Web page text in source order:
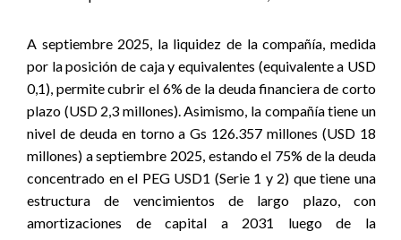
A septiembre 2025, la liquidez de la compañía, medida
por la posición de caja y equivalentes (equivalente a USD
0,1), permite cubrir el 6% de la deuda financiera de corto
plazo (USD 2,3 millones). Asimismo, la compañía tiene un
nivel de deuda en torno a Gs 126.357 millones (USD 18
millones) a septiembre 2025, estando el 75% de la deuda
concentrado en el PEG USD1 (Serie 1 y 2) que tiene una
estructura de vencimientos de largo plazo, con
amortizaciones de capital a 2031 luego de la